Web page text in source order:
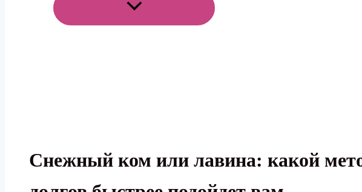
ПЕРЕКЛЮЧАТЕЛЬ
Снежный ком или лавина: какой